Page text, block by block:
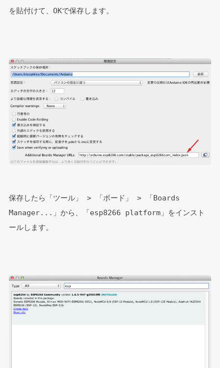
を貼付けて、OKで保存します。
保存したら「ツール」 > 「ボード」 > 「Boards
Manager...」から、「esp8266 platform」をインスト
ールします。